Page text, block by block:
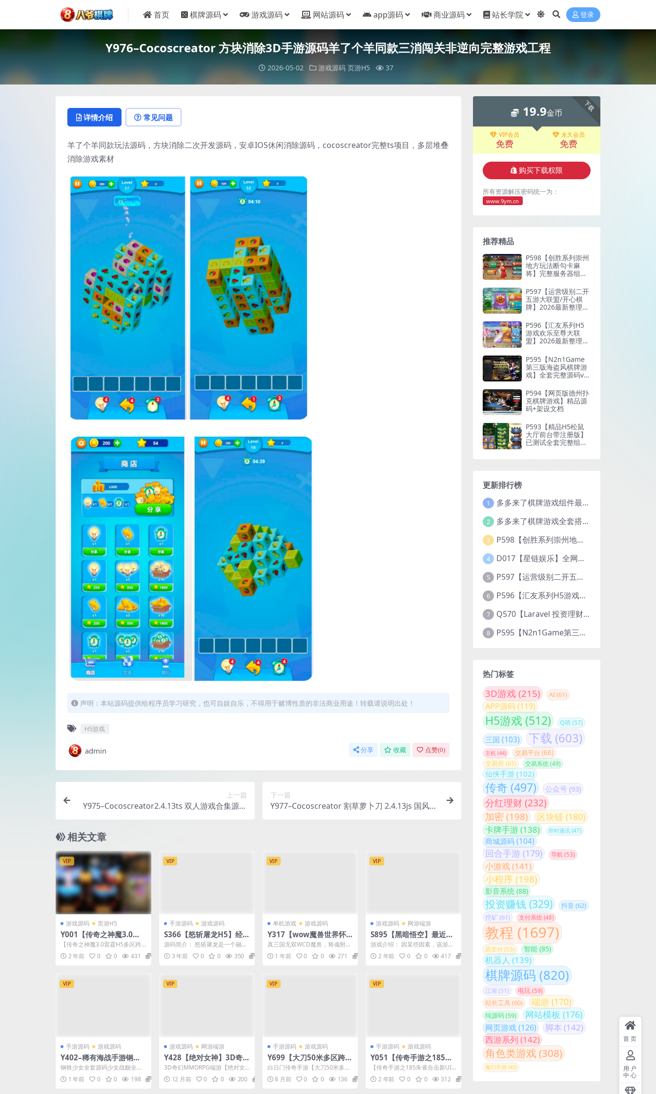
首页 棋牌源码 游戏源码 网站源码 app源码 商业源码 站长学院 登录
Y976–Cocoscreator 方块消除3D手游源码羊了个羊同款三消闯关非逆向完整游戏工程
2026-05-02 游戏源码 页游H5 37
详情介绍 常见问题
羊了个羊同款玩法源码，方块消除二次开发源码，安卓IOS休闲消除源码，cocoscreator完整ts项目，多层堆叠
消除游戏素材
声明：本站源码提供给程序员学习研究，也可自娱自乐，不得用于赌博性质的非法商业用途！转载请说明出处！
H5游戏
admin 分享 收藏 点赞(0)
上一篇
Y975–Cocoscreator2.4.13ts 双人游戏合集源码
下一篇
Y977–Cocoscreator 割草萝卜刀 2.4.13js 国风割
相关文章
VIP
游戏源码 页游H5
Y001【传奇之神魔3.0雷
霆H5多区跨服版】三网H
5传奇手游-单机一键即玩
镜像端-Linux服务端源码-
权运营管理后台
【传奇之神魔3.0雷霆H5多区跨
服版】站长推荐三网H5全网通传
奇手游-2024年...
2 年前 0 0 431 99.9
VIP
手游源码 游戏源码
S366【怒斩屠龙H5】经
典传奇手游最新整理Linu
x手工服务端+GM后台
源码简介： 怒斩屠龙是一个融入
经典复古玩法再现传奇争霸的肆
意PK对决动作RPG手...
3 年前 0 0 350 99.9
VIP
单机游戏 游戏源码
Y317【wow魔兽世界怀
旧版WLK335三国无双W
CD魔兽老莫登入器-高清
版】3D巨作端游-2025最
码视频架设教程-网页注册-
物品ID-GM指令教程-完整
真三国无双WCD魔兽，将魂附
体，神鬼八阵图 熬过了风雪又一
年..新一年 新的开始...
1 年前 0 0 271 26.6
VIP
游戏源码 网游端游
S895【黑暗悟空】最近超
火的游戏/黑神话悟空修改
器+学习版下载
游戏介绍： 因某些因素，该游戏
随时可能下架，群友速度下载收
藏！ 程序末经测试，请...
2 年前 0 0 417
VIP
手游源码 游戏源码
Y402–稀有海战手游钢铁
少女全套客户端源码+服务
端源码+部署文档+全套立
绘+客户端/少女战舰全套
钢铁少女全套源码少女战舰全套
源码，包含客户端源码、服务端
源码、部署文档、全套立绘...
1 年前 0 0 198 19.9
VIP
游戏源码 网游端游
Y428【绝对女神】3D奇
幻MMORPG端游2025最
新整理Win一键即玩服务
端+PC客户端+网页注册
3D奇幻MMORPG端游【绝对女
神】2025最新整理Win一键即玩
服务端+PC客...
12 月前 0 0 200 19.9
VIP
手游源码 游戏源码
Y699【大刀50米多区跨服
完整版】白日门传奇手游2
025最新整理Win系服务
端+管理后台+GM授权后
白日门传奇手游【大刀50米多区
跨服完整版】2025最新整理Win
系服务端+强大的...
8 月前 0 0 136 19.9
VIP
手游源码 游戏源码
Y051【传奇手游之185朱
雀合击新UI白猪3.1免授权
版】三职业复古特色战神
引擎传奇手游-Win服务端
【传奇手游之185朱雀合击新UI
白猪3.1免授权版】经典三职业复
古特色战神引擎传...
2 年前 0 0 312
下载
19.9金币
VIP会员
免费
永久会员
免费
购买下载权限
所有资源解压密码统一为：
www.9ym.cn
推荐精品
P598【创胜系列崇州
地方玩法断勾卡麻
将】完整服务器组件
用视频教程
P597【运营级别二开
五游大联盟/开心棋
牌】2026最新整理完
PP+完美AI机器人+超
详细视频教程
P596【汇友系列H5
游戏欢乐至尊大联
盟】2026最新整理Li
建教程
P595【N2n1Game
第三版海盗风棋牌游
戏】全套完整源码v8.
s、pc源码+布署文档
+视频教程
P594【网页版德州扑
克棋牌游戏】精品源
码+架设文档
P593【精品H5松鼠
大厅前台带注册版】
已测试全套完整组件
更新排行榜
1 多多来了棋牌游戏组件最新补丁文件
2 多多来了棋牌游戏全套搭建视频教程
3 P598【创胜系列崇州地方玩法断勾卡麻将】完整服务器组件+双端APP+授权机+通用视频教程
4 D017【星链娱乐】全网独家首推大型游戏综合盘/体育/PG/电竟/电玩大型综合体
5 P597【运营级别二开五游大联盟/开心棋牌】2026最新整理完整服务器组件+双端APP+完美AI机器人+超详细视频教程
6 P596【汇友系列H5游戏欢乐至尊大联盟】2026最新整理Linux系统最新组件+搭建教程
7 Q570【Laravel 投资理财系统源码】挖矿矿机 MLM分销 带后台
8 P595【N2n1Game第三版海盗风棋牌游戏】全套完整源码v8.0.0.1含android、ios、pc源码+布署文档+视频教程
热门标签
3D游戏 (215) AI(61)
APP源码(119)
H5游戏 (512) Q萌(57)
三国 (103) 下载 (603)
主机 (44) 交易平台 (66)
交易所(61) 交易系统 (49)
仙侠手游 (102)
传奇 (497) 公众号 (93)
分红理财 (232)
加密 (198) 区块链 (180)
卡牌手游(138) 即时通讯 (47)
商城源码(104)
回合手游 (179) 导航(53)
小游戏 (141)
小程序 (198)
影音系统 (88)
投资赚钱 (329) 抖音(62)
挖矿(61) 支付系统 (48)
教程 (1697)
易支付(53) 智能 (85)
机器人 (139)
棋牌源码 (820)
江湖 (51) 电玩(59)
站长工具(60) 端游 (170)
纯源码(59) 网站模板 (176)
网页游戏(126) 脚本 (142)
西游系列 (142)
角色类游戏 (308)
魔幻手游 (40)
首页
用户
中心